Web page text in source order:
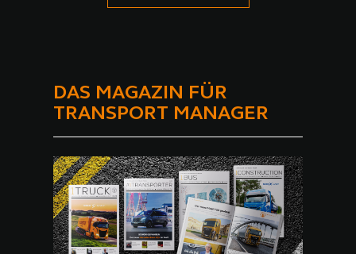
DAS MAGAZIN FÜR
TRANSPORT MANAGER